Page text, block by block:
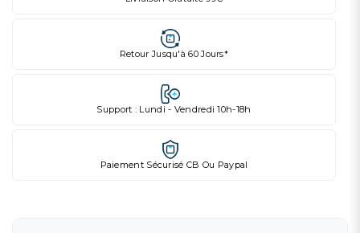
Retour Jusqu'à 60 Jours*
Support : Lundi - Vendredi 10h-18h
Paiement Sécurisé CB Ou Paypal